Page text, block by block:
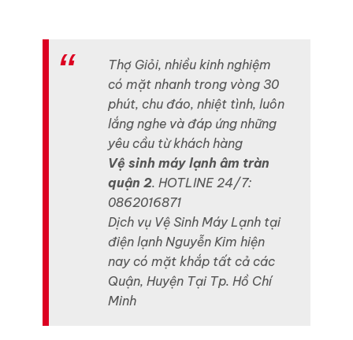
Thợ Giỏi, nhiều kinh nghiệm
có mặt nhanh trong vòng 30
phút, chu đáo, nhiệt tình, luôn
lắng nghe và đáp ứng những
yêu cầu từ khách hàng
Vệ sinh máy lạnh âm tràn
quận 2. HOTLINE 24/7:
0862016871
Dịch vụ Vệ Sinh Máy Lạnh tại
điện lạnh Nguyễn Kim hiện
nay có mặt khắp tất cả các
Quận, Huyện Tại Tp. Hồ Chí
Minh